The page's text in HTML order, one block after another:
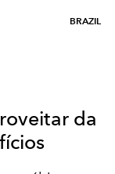
BRAZIL
da